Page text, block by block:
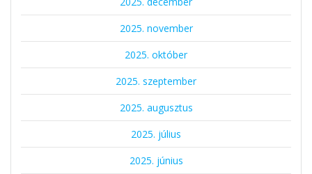
2025. november
2025. október
2025. szeptember
2025. augusztus
2025. július
2025. június